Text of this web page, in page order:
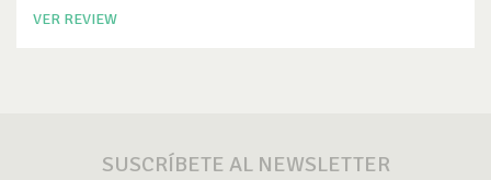
VER REVIEW
SUSCRÍBETE AL NEWSLETTER